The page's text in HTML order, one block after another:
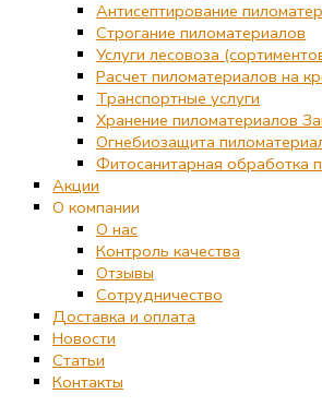
Антисептирование
Строгание пиломатериалов
Услуги лесовоза
Расчет пиломатериалов на
Транспортные услуги
Хранение пиломатериалов
Огнебиозащита
Фитосанитарная обработка
Акции
О компании
О нас
Контроль качества
Отзывы
Сотрудничество
Доставка и оплата
Новости
Статьи
Контакты